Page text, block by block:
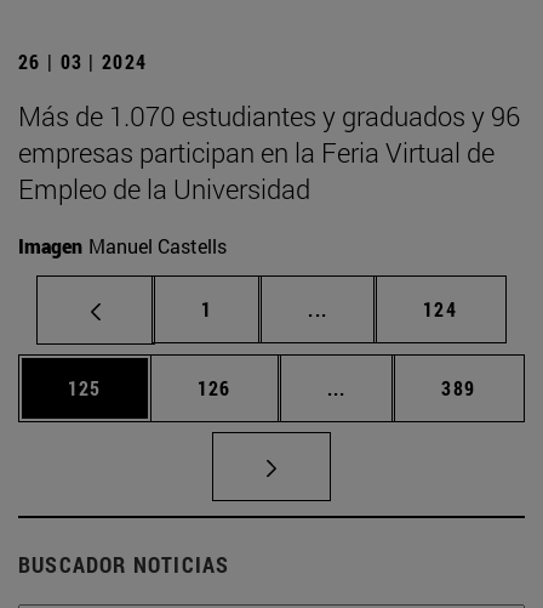
26 | 03 | 2024
Más de 1.070 estudiantes y graduados y 96
empresas participan en la Feria Virtual de
Empleo de la Universidad
Imagen Manuel Castells
Página
1 ... Páginas intermedias
Página
124
Página
125 Página
126 ... Páginas intermedias
Página
389
BUSCADOR NOTICIAS